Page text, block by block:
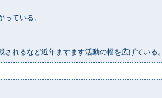
っている。
れるなど近年ますます活動の幅を広げている。